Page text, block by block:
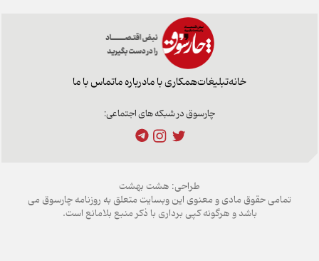
خانهتبلیغاتهمکاری با مادرباره ماتماس با ما
چارسوق در شبکه های اجتماعی:
تمامی حقوق مادی و معنوی این وبسایت متعلق به روزنامه چارسوق می
باشد و هرگونه کپی برداری با ذکر منبع بلامانع است.
طراحی: هشت بهشت